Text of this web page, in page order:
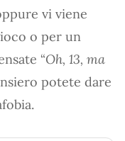
vi viene
o per un
“Oh, 13, ma
potete dare